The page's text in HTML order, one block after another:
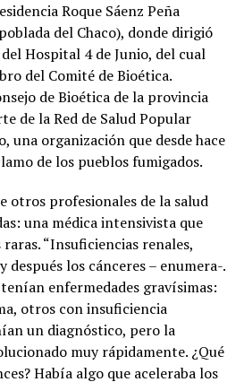
Roque Sáenz Peña
del Chaco), donde dirigió
Hospital 4 de Junio, del cual
del Comité de Bioética.
de Bioética de la provincia
de la Red de Salud Popular
una organización que desde hace
de los pueblos fumigados.
otros profesionales de la salud
una médica intensivista que
“Insuficiencias renales,
después los cánceres – enumera-.
enfermedades gravísimas:
otros con insuficiencia
un diagnóstico, pero la
muy rápidamente. ¿Qué
Había algo que aceleraba los